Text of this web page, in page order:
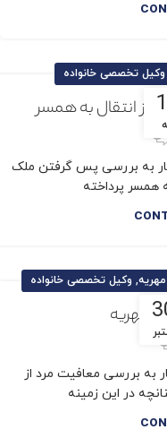
وکیل تخصصی خانواده
انتقال به همسر
به بررسی پس گرفتن ملک
همسر پرداخته
مهریه, وکیل تخصصی خانواده
مهریه
17
به بررسی معافیت مرد از
در این زمینه